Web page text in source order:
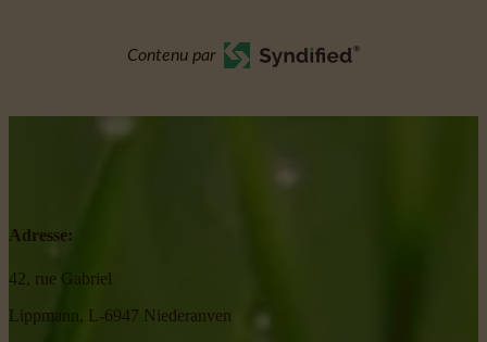
Contenu par
Adresse:
42, rue Gabriel
Lippmann, L-6947 Niederanven